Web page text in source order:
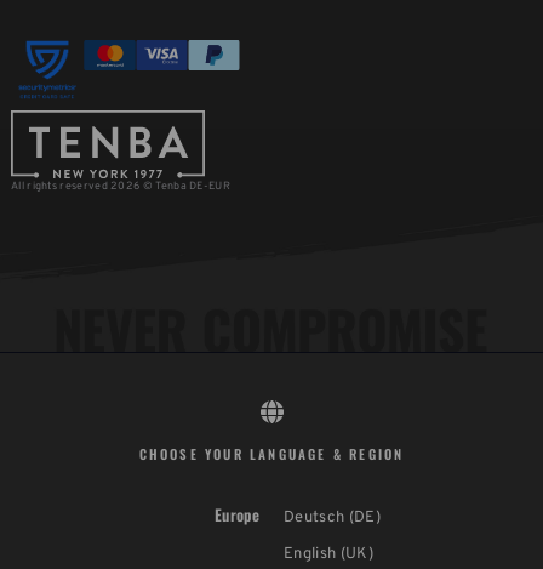
All rights reserved 2026 © Tenba DE-EUR
CHOOSE YOUR LANGUAGE & REGION
Europe
Deutsch (DE)
English (UK)